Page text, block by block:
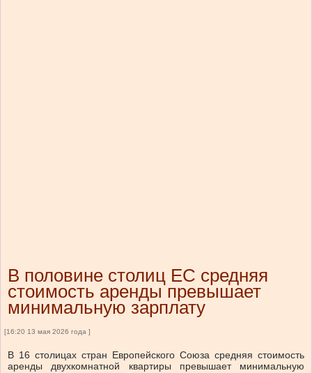
В половине столиц ЕС средняя
стоимость аренды превышает
минимальную зарплату
[16:20 13 мая 2026 года ]
В 16 столицах стран Европейского Союза средняя стоимость
аренды двухкомнатной квартиры превышает минимальную